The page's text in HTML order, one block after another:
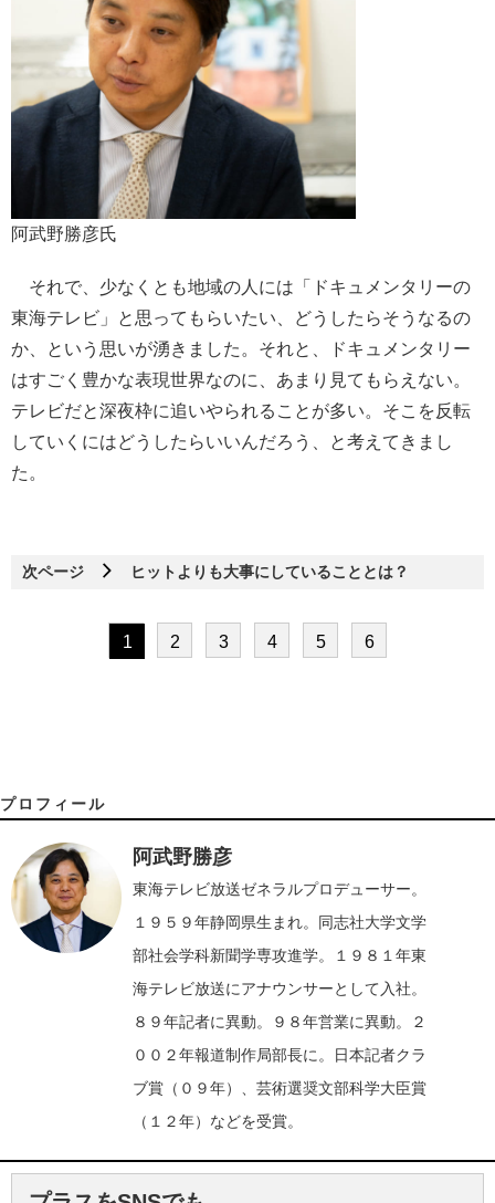
阿武野勝彦氏
それで、少なくとも地域の人には「ドキュメンタリーの
東海テレビ」と思ってもらいたい、どうしたらそうなるの
か、という思いが湧きました。それと、ドキュメンタリー
はすごく豊かな表現世界なのに、あまり見てもらえない。
テレビだと深夜枠に追いやられることが多い。そこを反転
していくにはどうしたらいいんだろう、と考えてきまし
た。
次ページ ヒットよりも大事にしていることとは？
1 2 3 4 5 6
プロフィール
阿武野勝彦
東海テレビ放送ゼネラルプロデューサー。
１９５９年静岡県生まれ。同志社大学文学
部社会学科新聞学専攻進学。１９８１年東
海テレビ放送にアナウンサーとして入社。
８９年記者に異動。９８年営業に異動。２
００２年報道制作局部長に。日本記者クラ
ブ賞（０９年）、芸術選奨文部科学大臣賞
（１２年）などを受賞。